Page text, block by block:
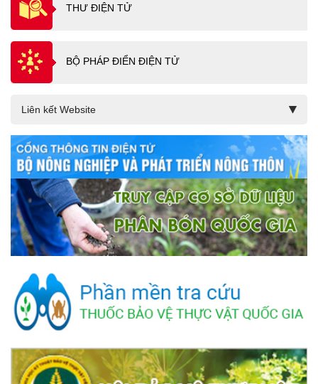
THƯ ĐIỆN TỬ
BỘ PHÁP ĐIỂN ĐIỆN TỬ